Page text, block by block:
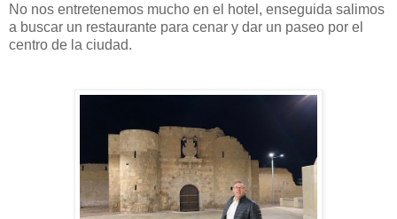
No nos entretenemos mucho en el hotel, enseguida salimos
a buscar un restaurante para cenar y dar un paseo por el
centro de la ciudad.